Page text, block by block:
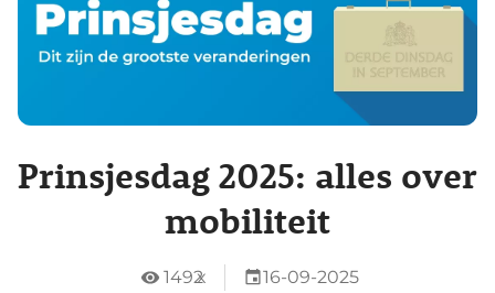
Prinsjesdag 2025: alles over
mobiliteit
1492x 16-09-2025